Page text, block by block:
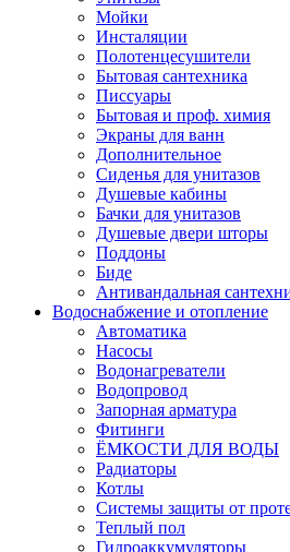
Мойки
Инсталяции
Полотенцесушители
Бытовая сантехника
Писсуары
Бытовая и проф. химия
Экраны для ванн
Дополнительное
Сиденья для унитазов
Душевые кабины
Бачки для унитазов
Душевые двери шторы
Поддоны
Биде
Антивандальная
Водоснабжение и отопление
Автоматика
Насосы
Водонагреватели
Водопровод
Запорная арматура
Фитинги
ЁМКОСТИ ДЛЯ ВОДЫ
Радиаторы
Котлы
Системы защиты от
Теплый пол
Гидроаккумуляторы